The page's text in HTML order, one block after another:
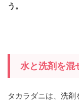
う。
水と洗剤を混
タカラダニは、洗